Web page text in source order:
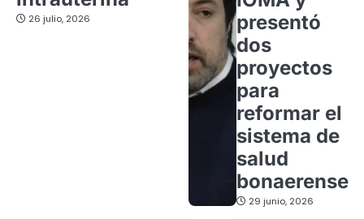
26 julio, 2026
presentó
dos
proyectos
para
reformar el
sistema de
salud
bonaerense
29 junio, 2026